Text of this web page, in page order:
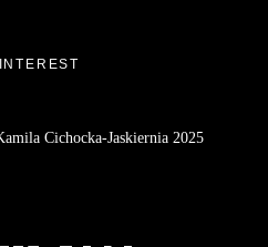
Cichocka-Jaskiernia 2025